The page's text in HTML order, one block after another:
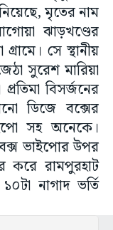
মৃতের নাম
ঝাড়খণ্ডের
সে স্থানীয়
সুরেশ মারিয়া
বিসর্জনের
ডিজে বক্সের
সহ অনেকে।
ভাইপোর উপর
করে রামপুরহাট
নাগাদ ভর্তি